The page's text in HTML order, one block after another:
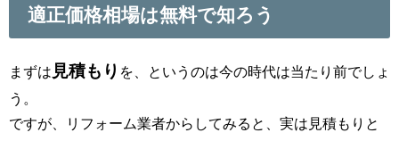
適正価格相場は無料で知ろう
まずは 見積もり を、というのは今の時代は当たり前でしょ
う。
ですが、リフォーム業者からしてみると、実は見積もりと